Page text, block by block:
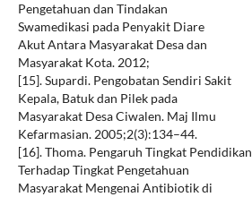
Pengetahuan dan Tindakan
Swamedikasi pada Penyakit Diare
Akut Antara Masyarakat Desa dan
Masyarakat Kota. 2012;
[15]. Supardi. Pengobatan Sendiri Sakit
Kepala, Batuk dan Pilek pada
Masyarakat Desa Ciwalen. Maj Ilmu
Kefarmasian. 2005;2(3):134–44.
[16]. Thoma. Pengaruh Tingkat Pendidikan
Terhadap Tingkat Pengetahuan
Masyarakat Mengenai Antibiotik di